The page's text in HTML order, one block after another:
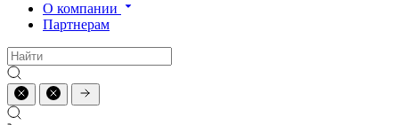
О компании
Партнерам